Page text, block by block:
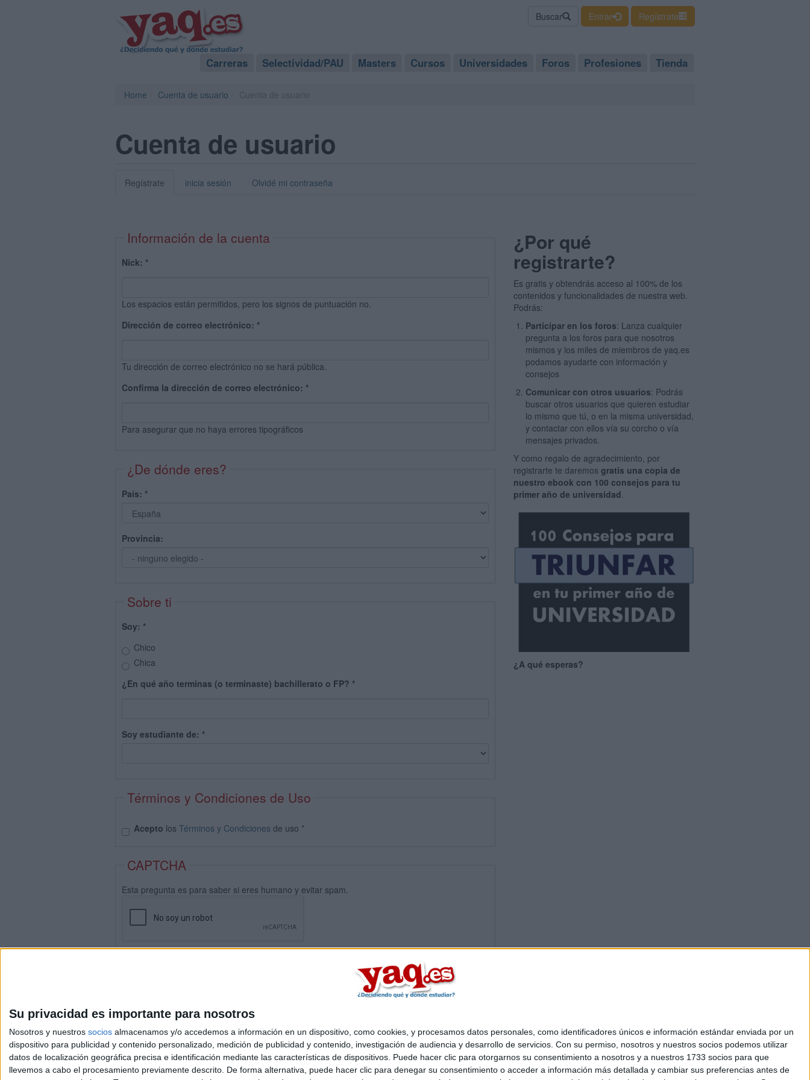
Su privacidad es importante para nosotros
Nosotros y nuestros socios almacenamos y/o accedemos a información en un dispositivo, como cookies, y procesamos datos personales, como identificadores únicos e información estándar enviada por un
dispositivo para publicidad y contenido personalizado, medición de publicidad y contenido, investigación de audiencia y desarrollo de servicios. Con su permiso, nosotros y nuestros socios podemos utilizar
datos de localización geográfica precisa e identificación mediante las características de dispositivos. Puede hacer clic para otorgarnos su consentimiento a nosotros y a nuestros 1733 socios para que
llevemos a cabo el procesamiento previamente descrito. De forma alternativa, puede hacer clic para denegar su consentimiento o acceder a información más detallada y cambiar sus preferencias antes de
Buscar Entrar Regístrate
Carreras Selectividad/PAU Masters Cursos Universidades Foros Profesiones Tienda
Home Cuenta de usuario
Cuenta de usuario
Regístrate inicia sesión Olvidé mi contraseña
Información de la cuenta
Nick: *
Los espacios están permitidos, pero los signos de puntuación no.
Dirección de correo electrónico: *
Tu dirección de correo electrónico no se hará pública.
Confirma la dirección de correo electrónico: *
Para asegurar que no haya errores tipográficos
¿De dónde eres?
País: *
Provincia:
Sobre ti
Soy: *
Chico
Chica
¿En qué año terminas (o terminaste) bachillerato o FP? *
Soy estudiante de: *
Términos y Condiciones de Uso
Acepto los Términos y Condiciones de uso *
CAPTCHA
Esta pregunta es para saber si eres humano y evitar spam.
¿Por qué
registrarte?
Es gratis y obtendrás acceso al 100% de los
contenidos y funcionalidades de nuestra web.
Podrás:
Participar en los foros: Lanza cualquier
pregunta a los foros para que nosotros
mismos y los miles de miembros de yaq.es
podamos ayudarte con información y
consejos
Comunicar con otros usuarios: Podrás
buscar otros usuarios que quieren estudiar
lo mismo que tú, o en la misma universidad,
y contactar con ellos vía su corcho o vía
mensajes privados.
Y como regalo de agradecimiento, por
registrarte te daremosgratis una copia de
nuestro ebook con 100 consejos para tu
primer año de universidad.
¿A qué esperas?
Quiénes somos |Contactar| Anúnciate
Aviso legal|Politica de privacidad|Condiciones generales|Política de cookies